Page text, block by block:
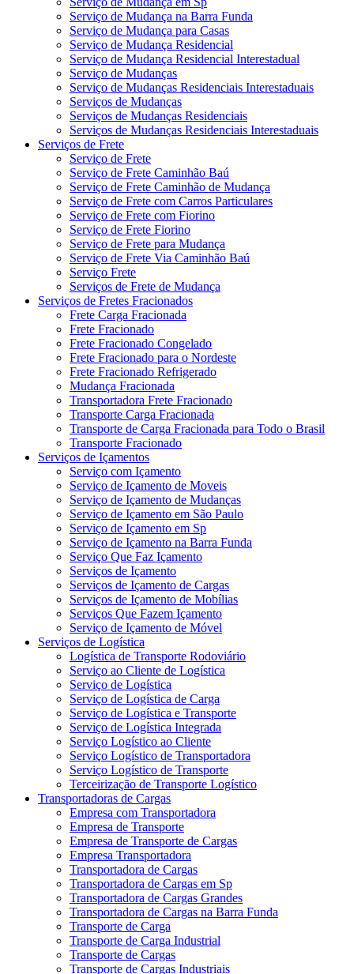
Serviço de Mudança na Barra Funda
Serviço de Mudança para Casas
Serviço de Mudança Residencial
Serviço de Mudança Residencial Interestadual
Serviço de Mudanças
Serviço de Mudanças Residenciais Interestaduais
Serviços de Mudanças
Serviços de Mudanças Residenciais
Serviços de Mudanças Residenciais Interestaduais
Serviços de Frete
Serviço de Frete
Serviço de Frete Caminhão Baú
Serviço de Frete Caminhão de Mudança
Serviço de Frete com Carros Particulares
Serviço de Frete com Fiorino
Serviço de Frete Fiorino
Serviço de Frete para Mudança
Serviço de Frete Via Caminhão Baú
Serviço Frete
Serviços de Frete de Mudança
Serviços de Fretes Fracionados
Frete Carga Fracionada
Frete Fracionado
Frete Fracionado Congelado
Frete Fracionado para o Nordeste
Frete Fracionado Refrigerado
Mudança Fracionada
Transportadora Frete Fracionado
Transporte Carga Fracionada
Transporte de Carga Fracionada para Todo o Brasil
Transporte Fracionado
Serviços de Içamentos
Serviço com Içamento
Serviço de Içamento de Moveis
Serviço de Içamento de Mudanças
Serviço de Içamento em São Paulo
Serviço de Içamento em Sp
Serviço de Içamento na Barra Funda
Serviço Que Faz Içamento
Serviços de Içamento
Serviços de Içamento de Cargas
Serviços de Içamento de Mobílias
Serviços Que Fazem Içamento
Serviço de Içamento de Móvel
Serviços de Logística
Logística de Transporte Rodoviário
Serviço ao Cliente de Logística
Serviço de Logística
Serviço de Logística de Carga
Serviço de Logística e Transporte
Serviço de Logística Integrada
Serviço Logístico ao Cliente
Serviço Logístico de Transportadora
Serviço Logístico de Transporte
Terceirização de Transporte Logístico
Transportadoras de Cargas
Empresa com Transportadora
Empresa de Transporte
Empresa de Transporte de Cargas
Empresa Transportadora
Transportadora de Cargas
Transportadora de Cargas em Sp
Transportadora de Cargas Grandes
Transportadora de Cargas na Barra Funda
Transporte de Carga
Transporte de Carga Industrial
Transporte de Cargas
Transporte de Cargas Industriais